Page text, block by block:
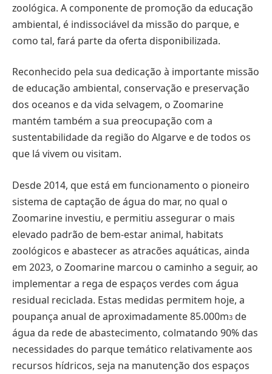
zoológica. A componente de promoção da educação
ambiental, é indissociável da missão do parque, e
como tal, fará parte da oferta disponibilizada.
Reconhecido pela sua dedicação à importante missão
de educação ambiental, conservação e preservação
dos oceanos e da vida selvagem, o Zoomarine
mantém também a sua preocupação com a
sustentabilidade da região do Algarve e de todos os
que lá vivem ou visitam.
Desde 2014, que está em funcionamento o pioneiro
sistema de captação de água do mar, no qual o
Zoomarine investiu, e permitiu assegurar o mais
elevado padrão de bem-estar animal, habitats
zoológicos e abastecer as atracões aquáticas, ainda
em 2023, o Zoomarine marcou o caminho a seguir, ao
implementar a rega de espaços verdes com água
residual reciclada. Estas medidas permitem hoje, a
poupança anual de aproximadamente 85.000m3 de
água da rede de abastecimento, colmatando 90% das
necessidades do parque temático relativamente aos
recursos hídricos, seja na manutenção dos espaços